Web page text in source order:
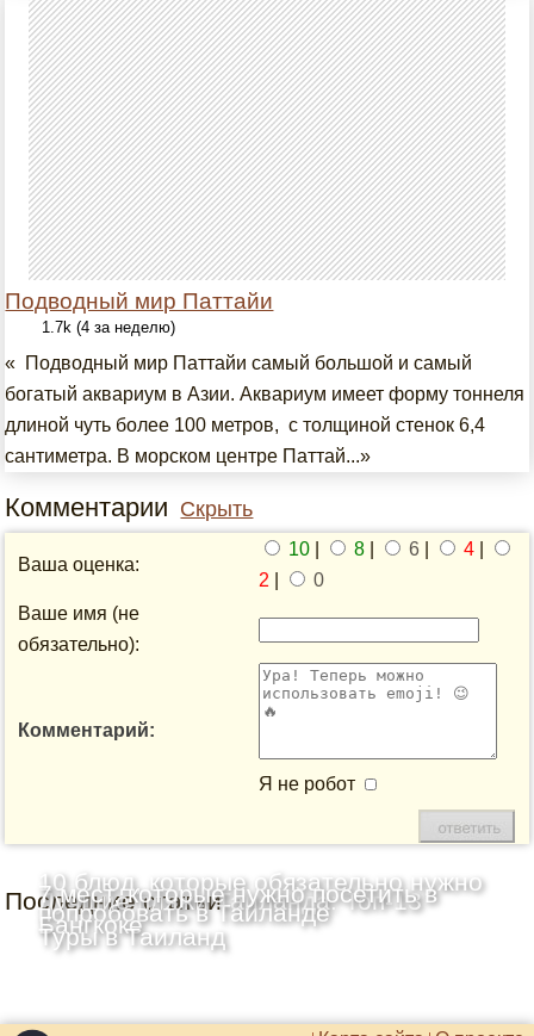
Подводный мир Паттайи
1.7k (4 за неделю)
« Подводный мир Паттайи самый большой и самый
богатый аквариум в Азии. Аквариум имеет форму тоннеля
длиной чуть более 100 метров, с толщиной стенок 6,4
сантиметра. В морском центре Паттай...»
Комментарии Скрыть
Ваша оценка:
10 8 6 4
2
0
Ваше имя (не
обязательно):
Комментарий:
Я не робот
Последние статьи
Лучшие пляжи Таиланда: Топ-13
10 блюд, которые обязательно нужно
попробовать в Таиланде
7 мест, которые нужно посетить в
Бангкоке
Туры в Таиланд